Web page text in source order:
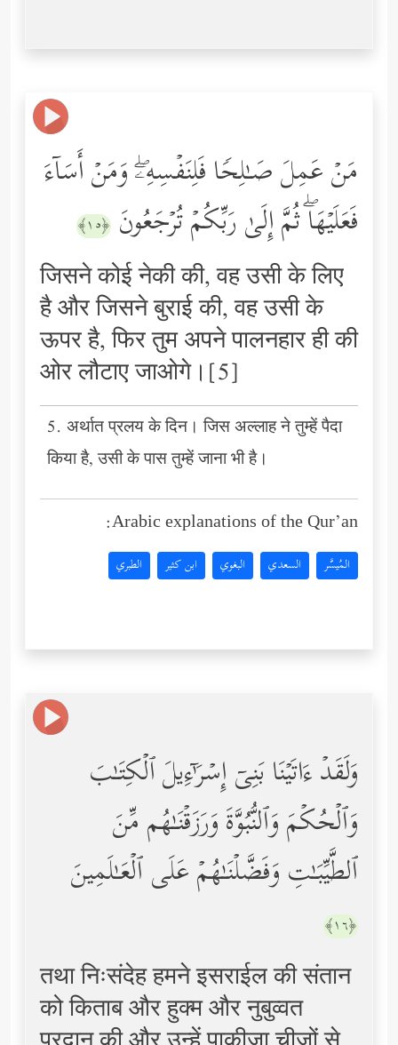
مَنۡ عَمِلَ صَـٰلِحࣰا فَلِنَفۡسِهِۦۖ وَمَنۡ أَسَاۤءَ
فَعَلَیۡهَاۖ ثُمَّ إِلَىٰ رَبِّكُمۡ تُرۡجَعُونَ ﴿١٥﴾
जिसने कोई नेकी की, वह उसी के लिए
है और जिसने बुराई की, वह उसी के
ऊपर है, फिर तुम अपने पालनहार ही की
ओर लौटाए जाओगे।[5]
5. अर्थात प्रलय के दिन। जिस अल्लाह ने तुम्हें पैदा
किया है, उसी के पास तुम्हें जाना भी है।
Arabic explanations of the Qur’an:
المُيسَّر السعدي البغوي ابن كثير الطبري
وَلَقَدۡ ءَاتَیۡنَا بَنِیۤ إِسۡرَ ٰ⁠ۤءِیلَ ٱلۡكِتَـٰبَ
وَٱلۡحُكۡمَ وَٱلنُّبُوَّةَ وَرَزَقۡنَـٰهُم مِّنَ
ٱلطَّیِّبَـٰتِ وَفَضَّلۡنَـٰهُمۡ عَلَى ٱلۡعَـٰلَمِینَ
﴿١٦﴾
तथा निःसंदेह हमने इसराईल की संतान
को किताब और हुक्म और नुबुव्वत